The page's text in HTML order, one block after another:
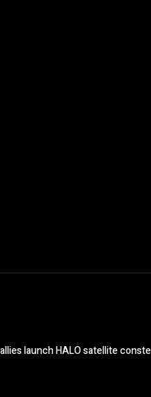
launch HALO satellite